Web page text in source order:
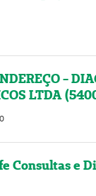
-
LTDA
Consultas e